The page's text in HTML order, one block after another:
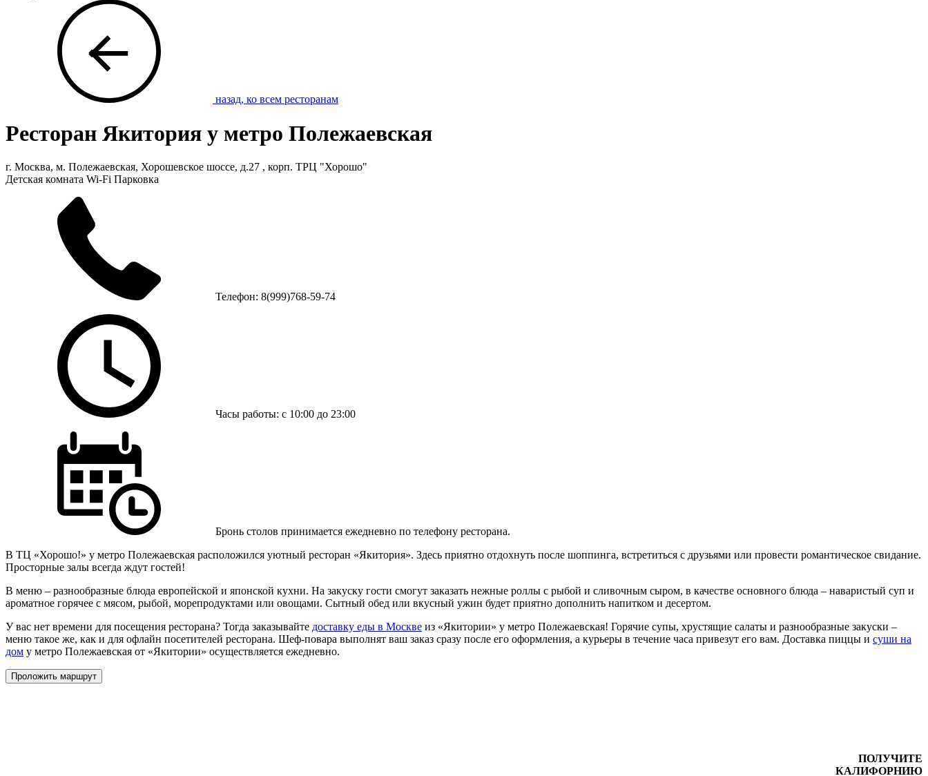
назад, ко всем ресторанам
Ресторан Якитория у метро Полежаевская
г. Москва, м. Полежаевская, Хорошевское шоссе, д.27 , корп. ТРЦ "Хорошо"
Детская комната Wi-Fi Парковка
Телефон: 8(999)768-59-74
Часы работы: с 10:00 до 23:00
Бронь столов принимается ежедневно по телефону ресторана.
В ТЦ «Хорошо!» у метро Полежаевская расположился уютный ресторан «Якитория». Здесь приятно отдохнуть после шоппинга, встретиться с друзьями или провести романтическое свидание.
Просторные залы всегда ждут гостей!
В меню – разнообразные блюда европейской и японской кухни. На закуску гости смогут заказать нежные роллы с рыбой и сливочным сыром, в качестве основного блюда – наваристый суп и
ароматное горячее с мясом, рыбой, морепродуктами или овощами. Сытный обед или вкусный ужин будет приятно дополнить напитком и десертом.
У вас нет времени для посещения ресторана? Тогда заказывайте доставку еды в Москве из «Якитории» у метро Полежаевская! Горячие супы, хрустящие салаты и разнообразные закуски –
меню такое же, как и для офлайн посетителей ресторана. Шеф-повара выполнят ваш заказ сразу после его оформления, а курьеры в течение часа привезут его вам. Доставка пиццы и суши на
дом у метро Полежаевская от «Якитории» осуществляется ежедневно.
Проложить маршрут
ПОЛУЧИТЕ
КАЛИФОРНИЮ